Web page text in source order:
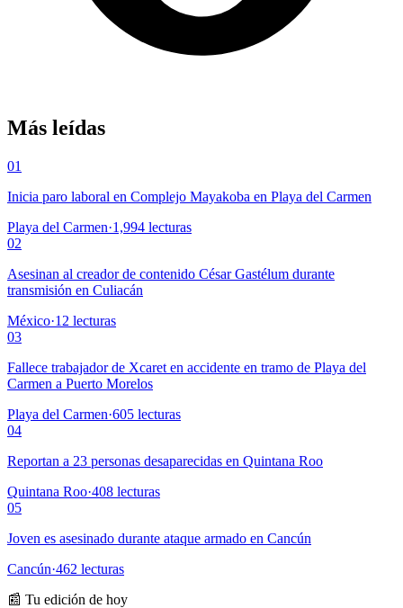
Más leídas
01
Inicia paro laboral en Complejo Mayakoba en Playa del Carmen
Playa del Carmen·1,994 lecturas
02
Asesinan al creador de contenido César Gastélum durante
transmisión en Culiacán
México·12 lecturas
03
Fallece trabajador de Xcaret en accidente en tramo de Playa del
Carmen a Puerto Morelos
Playa del Carmen·605 lecturas
04
Reportan a 23 personas desaparecidas en Quintana Roo
Quintana Roo·408 lecturas
05
Joven es asesinado durante ataque armado en Cancún
Cancún·462 lecturas
📰 Tu edición de hoy